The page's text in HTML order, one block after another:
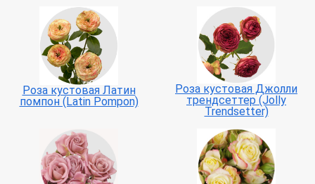
Роза кустовая Латин
помпон (Latin Pompon)
Роза кустовая Джолли
трендсеттер (Jolly
Trendsetter)